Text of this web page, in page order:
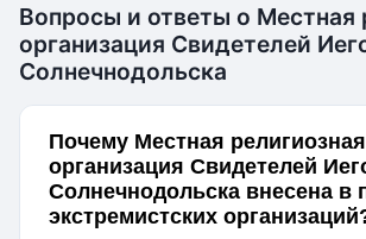
Вопросы и ответы о Местная
организация Свидетелей
Солнечнодольска
Почему Местная религиозная
организация Свидетелей
Солнечнодольска внесена в перечень
экстремистских